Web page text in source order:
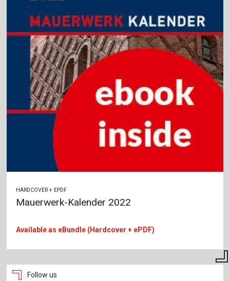
HARDCOVER + EPDF
Mauerwerk-Kalender 2022
Available as eBundle (Hardcover + ePDF)
Follow us